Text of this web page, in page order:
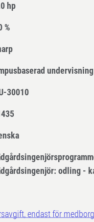
hp
%
undervisning
30010
odling -
endast för